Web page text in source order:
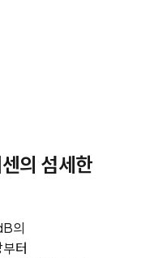
의 섬세한
의
터